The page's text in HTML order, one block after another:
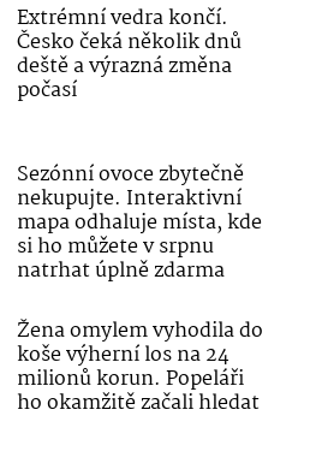
Extrémní vedra končí.
Česko čeká několik dnů
deště a výrazná změna
počasí
Sezónní ovoce zbytečně
nekupujte. Interaktivní
mapa odhaluje místa, kde
si ho můžete v srpnu
natrhat úplně zdarma
Žena omylem vyhodila do
koše výherní los na 24
milionů korun. Popeláři
ho okamžitě začali hledat